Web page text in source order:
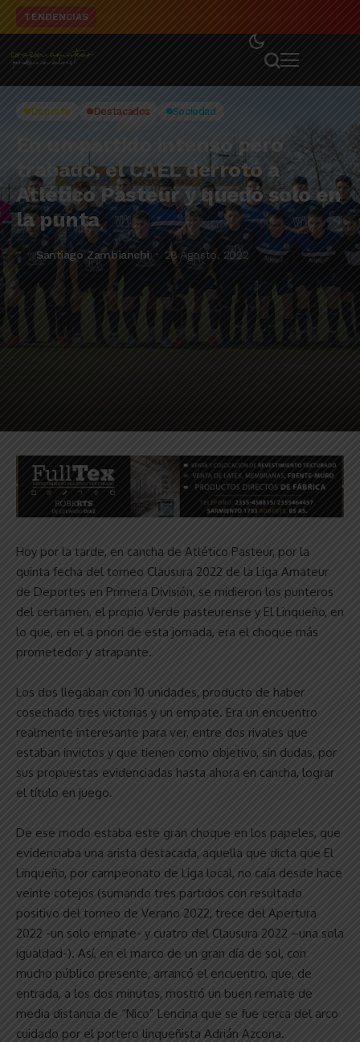
TENDENCIAS
Deporte Destacados Sociedad
En un partido intenso pero
trabado, el CAEL derrotó a
Atlético Pasteur y quedó solo en
la punta
Santiago Zambianchi 28 Agosto, 2022
Hoy por la tarde, en cancha de Atlético Pasteur, por la
quinta fecha del torneo Clausura 2022 de la Liga Amateur
de Deportes en Primera División, se midieron los punteros
del certamen, el propio Verde pasteurense y El Linqueño, en
lo que, en el a priori de esta jornada, era el choque más
prometedor y atrapante.
Los dos llegaban con 10 unidades, producto de haber
cosechado tres victorias y un empate. Era un encuentro
realmente interesante para ver, entre dos rivales que
estaban invictos y que tienen como objetivo, sin dudas, por
sus propuestas evidenciadas hasta ahora en cancha, lograr
el título en juego.
De ese modo estaba este gran choque en los papeles, que
evidenciaba una arista destacada, aquella que dicta que El
Linqueño, por campeonato de Liga local, no caía desde hace
veinte cotejos (sumando tres partidos con resultado
positivo del torneo de Verano 2022, trece del Apertura
2022 -un solo empate- y cuatro del Clausura 2022 –una sola
igualdad-). Así, en el marco de un gran día de sol, con
mucho público presente, arrancó el encuentro, que, de
entrada, a los dos minutos, mostró un buen remate de
media distancia de “Nico” Lencina que se fue cerca del arco
cuidado por el portero linqueñista Adrián Azcona.